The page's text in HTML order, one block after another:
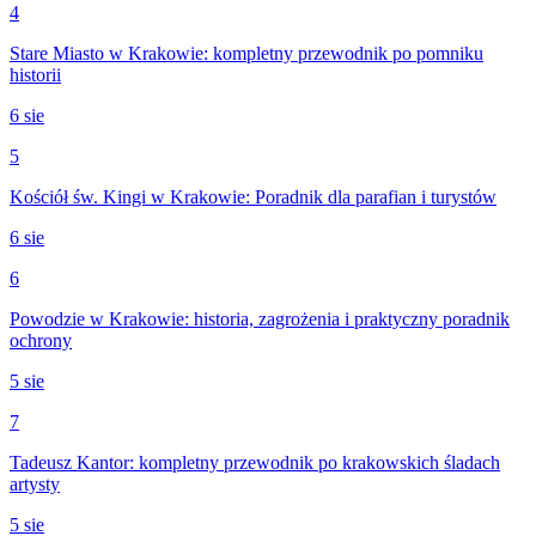
4
Stare Miasto w Krakowie: kompletny przewodnik po pomniku
historii
6 sie
5
Kościół św. Kingi w Krakowie: Poradnik dla parafian i turystów
6 sie
6
Powodzie w Krakowie: historia, zagrożenia i praktyczny poradnik
ochrony
5 sie
7
Tadeusz Kantor: kompletny przewodnik po krakowskich śladach
artysty
5 sie